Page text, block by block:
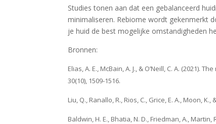
Studies tonen aan dat een gebalanceerd
minimaliseren. Rebiome wordt gekenmerkt
je huid de best mogelijke omstandigheden
Bronnen:
Elias, A. E., McBain, A. J., & O’Neill, C. A.
30(10), 1509-1516.
Liu, Q., Ranallo, R., Rios, C., Grice, E. A., Moon,
Baldwin, H. E., Bhatia, N. D., Friedman, A.,